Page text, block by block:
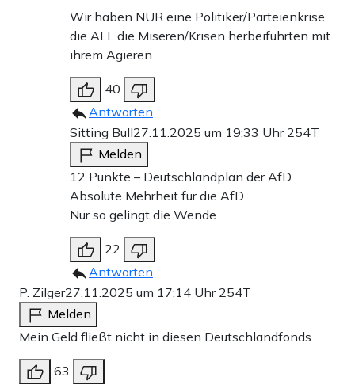
Wir haben NUR eine Politiker/Parteienkrise
die ALL die Miseren/Krisen herbeiführten mit
ihrem Agieren.
40
Antworten
Sitting Bull27.11.2025 um 19:33 Uhr 254T
Melden
12 Punkte – Deutschlandplan der AfD.
Absolute Mehrheit für die AfD.
Nur so gelingt die Wende.
22
Antworten
P. Zilger27.11.2025 um 17:14 Uhr 254T
Melden
Mein Geld fließt nicht in diesen Deutschlandfonds
63